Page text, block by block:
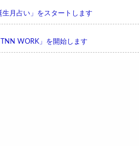
生月占い」をスタートします
WORK」を開始します